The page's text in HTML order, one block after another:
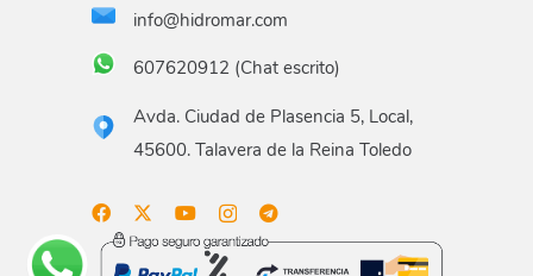
info@hidromar.com
607620912 (Chat escrito)
Avda. Ciudad de Plasencia 5, Local,
45600. Talavera de la Reina Toledo